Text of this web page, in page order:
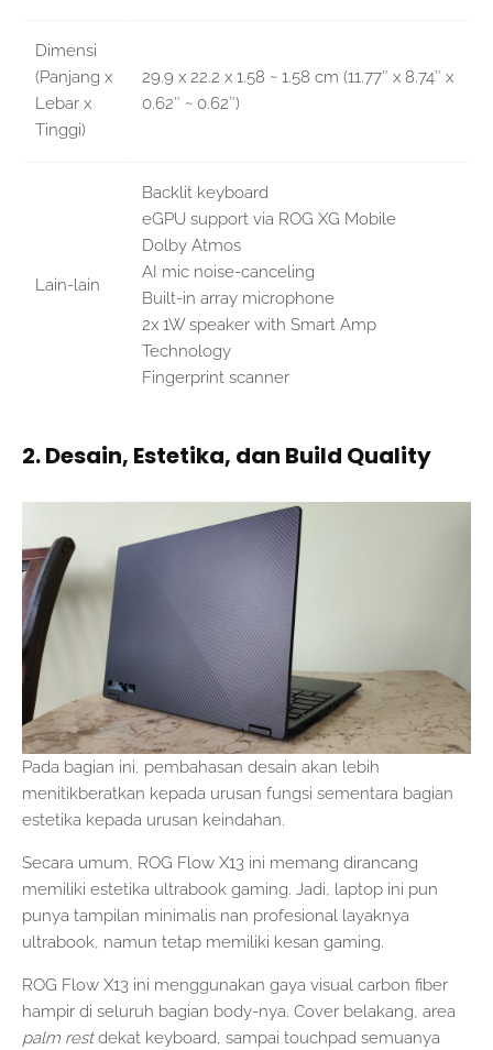
Dimensi
(Panjang x
Lebar x
Tinggi)
29.9 x 22.2 x 1.58 ~ 1.58 cm (11.77″ x 8.74″ x
0.62″ ~ 0.62″)
Lain-lain
Backlit keyboard
eGPU support via ROG XG Mobile
Dolby Atmos
AI mic noise-canceling
Built-in array microphone
2x 1W speaker with Smart Amp
Technology
Fingerprint scanner
2. Desain, Estetika, dan Build Quality
Pada bagian ini, pembahasan desain akan lebih
menitikberatkan kepada urusan fungsi sementara bagian
estetika kepada urusan keindahan.
Secara umum, ROG Flow X13 ini memang dirancang
memiliki estetika ultrabook gaming. Jadi, laptop ini pun
punya tampilan minimalis nan profesional layaknya
ultrabook, namun tetap memiliki kesan gaming.
ROG Flow X13 ini menggunakan gaya visual carbon fiber
hampir di seluruh bagian body-nya. Cover belakang, area
palm restdekat keyboard, sampai touchpad semuanya